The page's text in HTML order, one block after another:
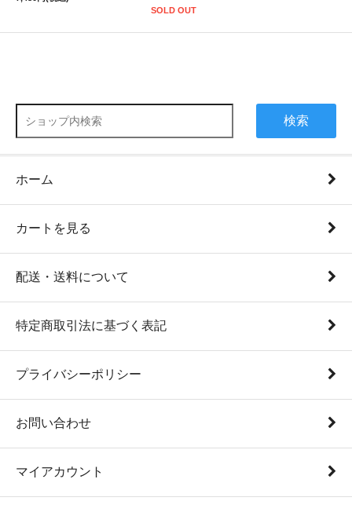
SOLD OUT
検索
ホーム
カートを見る
配送・送料について
特定商取引法に基づく表記
プライバシーポリシー
お問い合わせ
マイアカウント